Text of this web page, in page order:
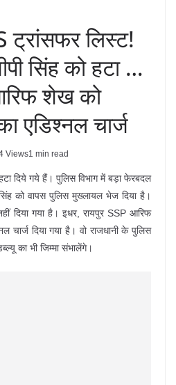
ट्रांसफर लिस्ट!
सिंह को हटा …
शेख को
एडिश्नल चार्ज
Views1 min read
दिये गये हैं। पुलिस विभाग में बड़ा फेरबदल
को वापस पुलिस मुख्लायल भेज दिया है।
दिया गया है। इधर, रायपुर SSP आरिफ
दिया गया है। वो राजधानी के पुलिस
का भी जिम्मा संभालेंगे।